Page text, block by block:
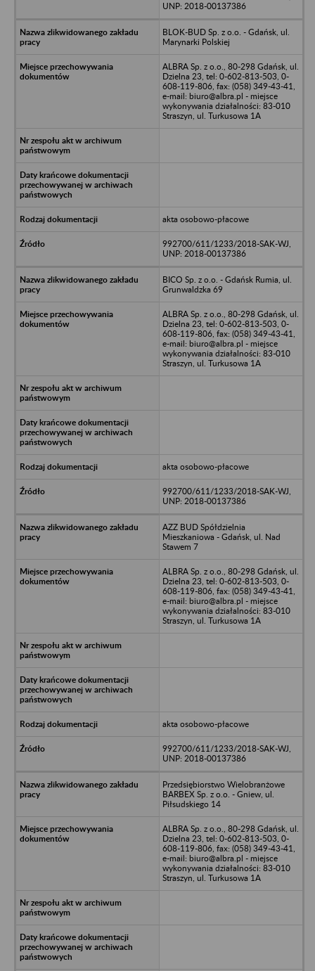
UNP: 2018-00137386
BLOK-BUD Sp. z o.o. - Gdańsk, ul.
Marynarki Polskiej
ALBRA Sp. z o.o., 80-298 Gdańsk, ul.
Dzielna 23, tel: 0-602-813-503, 0-
608-119-806, fax: (058) 349-43-41,
e-mail: biuro@albra.pl - miejsce
wykonywania działalności: 83-010
Straszyn, ul. Turkusowa 1A
akta osobowo-płacowe
992700/611/1233/2018-SAK-WJ,
UNP: 2018-00137386
BICO Sp. z o.o. - Gdańsk Rumia, ul.
Grunwaldzka 69
ALBRA Sp. z o.o., 80-298 Gdańsk, ul.
Dzielna 23, tel: 0-602-813-503, 0-
608-119-806, fax: (058) 349-43-41,
e-mail: biuro@albra.pl - miejsce
wykonywania działalności: 83-010
Straszyn, ul. Turkusowa 1A
akta osobowo-płacowe
992700/611/1233/2018-SAK-WJ,
UNP: 2018-00137386
AZZ BUD Spółdzielnia
Mieszkaniowa - Gdańsk, ul. Nad
Stawem 7
ALBRA Sp. z o.o., 80-298 Gdańsk, ul.
Dzielna 23, tel: 0-602-813-503, 0-
608-119-806, fax: (058) 349-43-41,
e-mail: biuro@albra.pl - miejsce
wykonywania działalności: 83-010
Straszyn, ul. Turkusowa 1A
akta osobowo-płacowe
992700/611/1233/2018-SAK-WJ,
UNP: 2018-00137386
Przedsiębiorstwo Wielobranżowe
BARBEX Sp. z o.o. - Gniew, ul.
Piłsudskiego 14
ALBRA Sp. z o.o., 80-298 Gdańsk, ul.
Dzielna 23, tel: 0-602-813-503, 0-
608-119-806, fax: (058) 349-43-41,
e-mail: biuro@albra.pl - miejsce
wykonywania działalności: 83-010
Straszyn, ul. Turkusowa 1A